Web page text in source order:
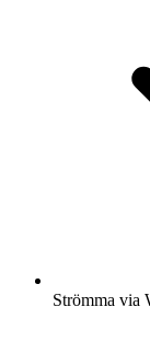
Strömma via